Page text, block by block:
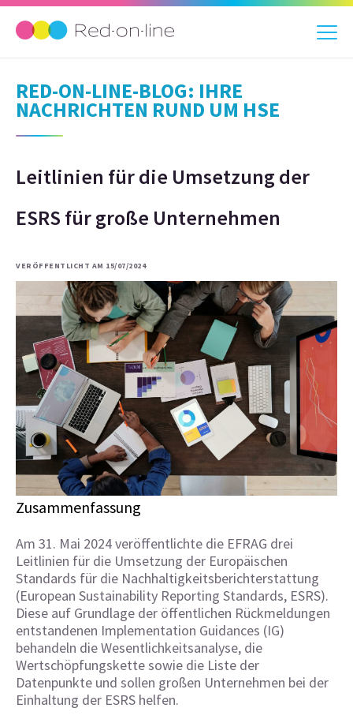
RED-ON-LINE-BLOG: IHRE
NACHRICHTEN RUND UM HSE
Leitlinien für die Umsetzung der
ESRS für große Unternehmen
VERÖFFENTLICHT AM 15/07/2024
Zusammenfassung
Am 31. Mai 2024 veröffentlichte die EFRAG drei
Leitlinien für die Umsetzung der Europäischen
Standards für die Nachhaltigkeitsberichterstattung
(European Sustainability Reporting Standards, ESRS).
Diese auf Grundlage der öffentlichen Rückmeldungen
entstandenen Implementation Guidances (IG)
behandeln die Wesentlichkeitsanalyse, die
Wertschöpfungskette sowie die Liste der
Datenpunkte und sollen großen Unternehmen bei der
Einhaltung der ESRS helfen.